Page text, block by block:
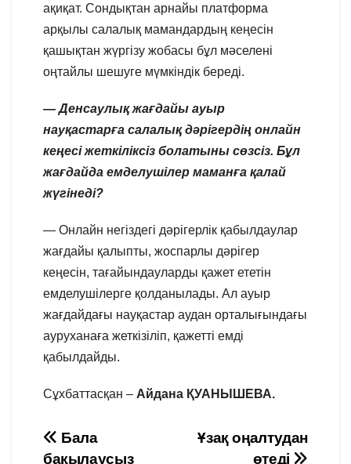
ақиқат. Сондықтан арнайы платформа
арқылы салалық мамандардың кеңесін
қашықтан жүргізу жобасы бұл мәселені
оңтайлы шешуге мүмкіндік береді.
— Денсаулық жағдайы ауыр
науқастарға салалық дәрігердің онлайн
кеңесі жеткіліксіз болатыны сөзсіз. Бұл
жағдайда емделушілер маманға қалай
жүгінеді?
— Онлайн негіздегі дәрігерлік қабылдаулар
жағдайы қалыпты, жоспарлы дәрігер
кеңесін, тағайындауларды қажет ететін
емделушілерге қолданылады. Ал ауыр
жағдайдағы науқастар аудан орталығындағы
ауруханаға жеткізіліп, қажетті емді
қабылдайды.
Сұхбаттасқан – Айдана ҚУАНЫШЕВА.
Навигация
Ұзақ оңалтудан
өтеді
Бала
бақылаусыз